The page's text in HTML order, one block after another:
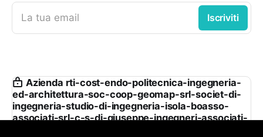
La tua email Iscriviti
Azienda rti-cost-endo-politecnica-ingegneria-
ed-architettura-soc-coop-geomap-srl-societ-di-
ingegneria-studio-di-ingegneria-isola-boasso-
associati-srl-c-s-di-giuseppe-ingegneri-associati-